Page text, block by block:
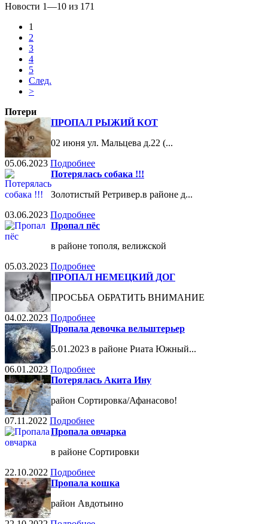
Новости 1—10 из 171
1
2
3
4
5
След.
>
Потери
ПРОПАЛ РЫЖИЙ КОТ
02 июня ул. Мальцева д.22 (...
05.06.2023 Подробнее
Потерялась собака !!!
Золотистый Ретривер.в районе д...
03.06.2023 Подробнее
Пропал пёс
в районе тополя, велижской
05.03.2023 Подробнее
ПРОПАЛ НЕМЕЦКИЙ ДОГ
ПРОСЬБА ОБРАТИТЬ ВНИМАНИЕ
04.02.2023 Подробнее
Пропала девочка вельштерьер
5.01.2023 в районе Риата Южный...
06.01.2023 Подробнее
Потерялась Акита Ину
район Сортировка/Афанасово!
07.11.2022 Подробнее
Пропала овчарка
в районе Сортировки
22.10.2022 Подробнее
Пропала кошка
район Авдотьино